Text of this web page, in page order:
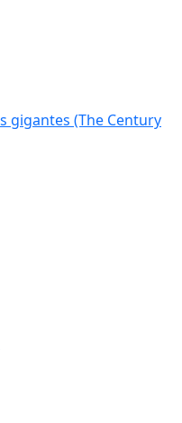
gigantes (The Century